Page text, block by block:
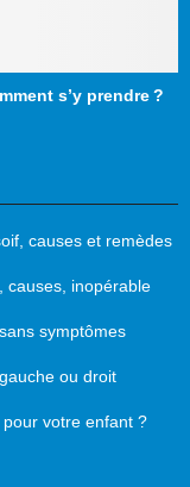
s’y prendre ?
causes et remèdes
causes, inopérable
symptômes
ou droit
votre enfant ?